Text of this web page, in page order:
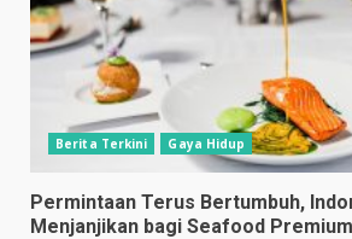
Berita Terkini Gaya Hidup
Permintaan Terus Bertumbuh,
Menjanjikan bagi Seafood